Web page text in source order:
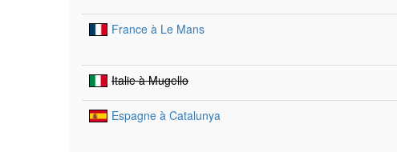
France à Le Mans
Italie à Mugello
Espagne à Catalunya